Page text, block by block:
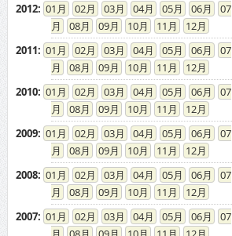
2012: 01 02 03 04 05 06
07
08
09 10 11
12
2011: 01 02 03 04 05 06
07
08
09 10 11
12
2010: 01 02 03 04 05 06
07
08
09 10 11
12
2009: 01 02 03 04 05 06
07
08
09 10 11
12
2008: 01 02 03 04 05 06
07
08
09 10 11
12
2007: 01 02 03 04 05 06
07
08
09 10 11
12